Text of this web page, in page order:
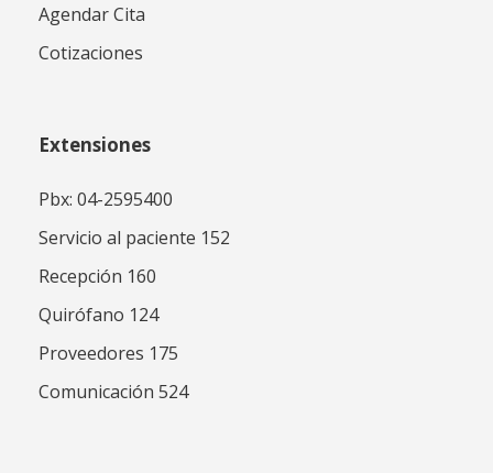
Agendar Cita
Cotizaciones
Extensiones
Pbx: 04-2595400
Servicio al paciente 152
Recepción 160
Quirófano 124
Proveedores 175
Comunicación 524